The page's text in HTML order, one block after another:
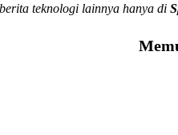
teknologi lainnya hanya di